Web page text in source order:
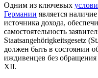
Одним из ключевых
Германии является
источника дохода,
самостоятельность
Staatsangehörigkeitsgesetz
должен быть в состоянии
иждивенцев без
XII.